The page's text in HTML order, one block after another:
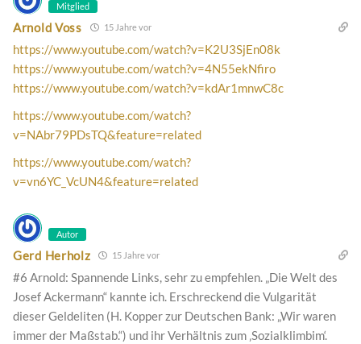
Mitglied
Arnold Voss 15 Jahre vor
https://www.youtube.com/watch?v=K2U3SjEn08k
https://www.youtube.com/watch?v=4N55ekNfiro
https://www.youtube.com/watch?v=kdAr1mnwC8c
https://www.youtube.com/watch?
v=NAbr79PDsTQ&feature=related
https://www.youtube.com/watch?
v=vn6YC_VcUN4&feature=related
Autor
Gerd Herholz 15 Jahre vor
#6 Arnold: Spannende Links, sehr zu empfehlen. „Die Welt des
Josef Ackermann“ kannte ich. Erschreckend die Vulgarität
dieser Geldeliten (H. Kopper zur Deutschen Bank: „Wir waren
immer der Maßstab.“) und ihr Verhältnis zum ‚Sozialklimbim‘.